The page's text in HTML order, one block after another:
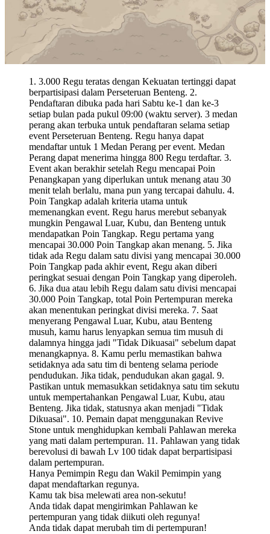
1. 3.000 Regu teratas dengan Kekuatan tertinggi dapat
berpartisipasi dalam Perseteruan Benteng. 2.
Pendaftaran dibuka pada hari Sabtu ke-1 dan ke-3
setiap bulan pada pukul 09:00 (waktu server). 3 medan
perang akan terbuka untuk pendaftaran selama setiap
event Perseteruan Benteng. Regu hanya dapat
mendaftar untuk 1 Medan Perang per event. Medan
Perang dapat menerima hingga 800 Regu terdaftar. 3.
Event akan berakhir setelah Regu mencapai Poin
Penangkapan yang diperlukan untuk menang atau 30
menit telah berlalu, mana pun yang tercapai dahulu. 4.
Poin Tangkap adalah kriteria utama untuk
memenangkan event. Regu harus merebut sebanyak
mungkin Pengawal Luar, Kubu, dan Benteng untuk
mendapatkan Poin Tangkap. Regu pertama yang
mencapai 30.000 Poin Tangkap akan menang. 5. Jika
tidak ada Regu dalam satu divisi yang mencapai 30.000
Poin Tangkap pada akhir event, Regu akan diberi
peringkat sesuai dengan Poin Tangkap yang diperoleh.
6. Jika dua atau lebih Regu dalam satu divisi mencapai
30.000 Poin Tangkap, total Poin Pertempuran mereka
akan menentukan peringkat divisi mereka. 7. Saat
menyerang Pengawal Luar, Kubu, atau Benteng
musuh, kamu harus lenyapkan semua tim musuh di
dalamnya hingga jadi "Tidak Dikuasai" sebelum dapat
menangkapnya. 8. Kamu perlu memastikan bahwa
setidaknya ada satu tim di benteng selama periode
pendudukan. Jika tidak, pendudukan akan gagal. 9.
Pastikan untuk memasukkan setidaknya satu tim sekutu
untuk mempertahankan Pengawal Luar, Kubu, atau
Benteng. Jika tidak, statusnya akan menjadi "Tidak
Dikuasai". 10. Pemain dapat menggunakan Revive
Stone untuk menghidupkan kembali Pahlawan mereka
yang mati dalam pertempuran. 11. Pahlawan yang tidak
berevolusi di bawah Lv 100 tidak dapat berpartisipasi
dalam pertempuran.
Hanya Pemimpin Regu dan Wakil Pemimpin yang
dapat mendaftarkan regunya.
Kamu tak bisa melewati area non-sekutu!
Anda tidak dapat mengirimkan Pahlawan ke
pertempuran yang tidak diikuti oleh regunya!
Anda tidak dapat merubah tim di pertempuran!